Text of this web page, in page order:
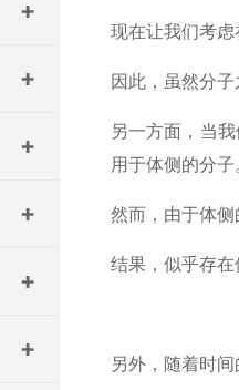
现在让我们考
因此，虽然分
另一方面，当
用于体侧的分子
然而，由于体
结果，似乎存
另外，随着时